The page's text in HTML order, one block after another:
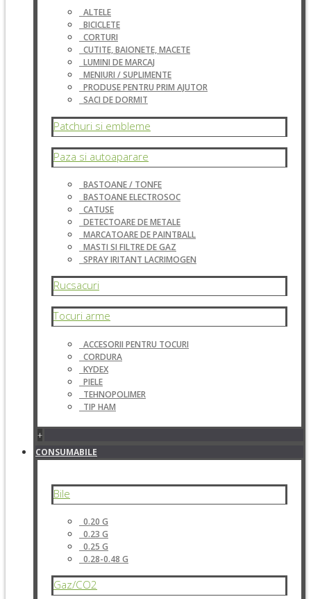
ALTELE
BICICLETE
CORTURI
CUTITE, BAIONETE, MACETE
LUMINI DE MARCAJ
MENIURI / SUPLIMENTE
PRODUSE PENTRU PRIM AJUTOR
SACI DE DORMIT
Patchuri si embleme
Paza si autoaparare
BASTOANE / TONFE
BASTOANE ELECTROSOC
CATUSE
DETECTOARE DE METALE
MARCATOARE DE PAINTBALL
MASTI SI FILTRE DE GAZ
SPRAY IRITANT LACRIMOGEN
Rucsacuri
Tocuri arme
ACCESORII PENTRU TOCURI
CORDURA
KYDEX
PIELE
TEHNOPOLIMER
TIP HAM
+
CONSUMABILE
Bile
0.20 G
0.23 G
0.25 G
0.28-0.48 G
Gaz/CO2